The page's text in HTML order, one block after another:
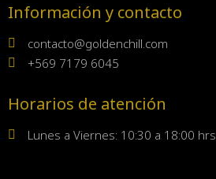
Información y contacto
contacto@goldenchill.com
+569 7179 6045
Horarios de atención
Lunes a Viernes: 10:30 a 18:00 hrs